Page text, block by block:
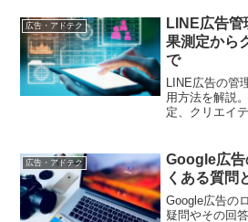
広告・アドテク
LINE広告
果測定から
で
LINE広告の管
用方法を解説
定、クリエイ
広告・アドテク
Google広告
くある質問
Google広告の
疑問やその回